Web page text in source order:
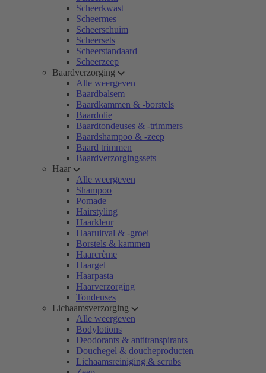
Scheerkwast
Scheermes
Scheerschuim
Scheersets
Scheerstandaard
Scheerzeep
Baardverzorging
Alle weergeven
Baardbalsem
Baardkammen & -borstels
Baardolie
Baardtondeuses & -trimmers
Baardshampoo & -zeep
Baard trimmen
Baardverzorgingssets
Haar
Alle weergeven
Shampoo
Pomade
Hairstyling
Haarkleur
Haaruitval & -groei
Borstels & kammen
Haarcrème
Haargel
Haarpasta
Haarverzorging
Tondeuses
Lichaamsverzorging
Alle weergeven
Bodylotions
Deodorants & antitranspirants
Douchegel & doucheproducten
Lichaamsreiniging & scrubs